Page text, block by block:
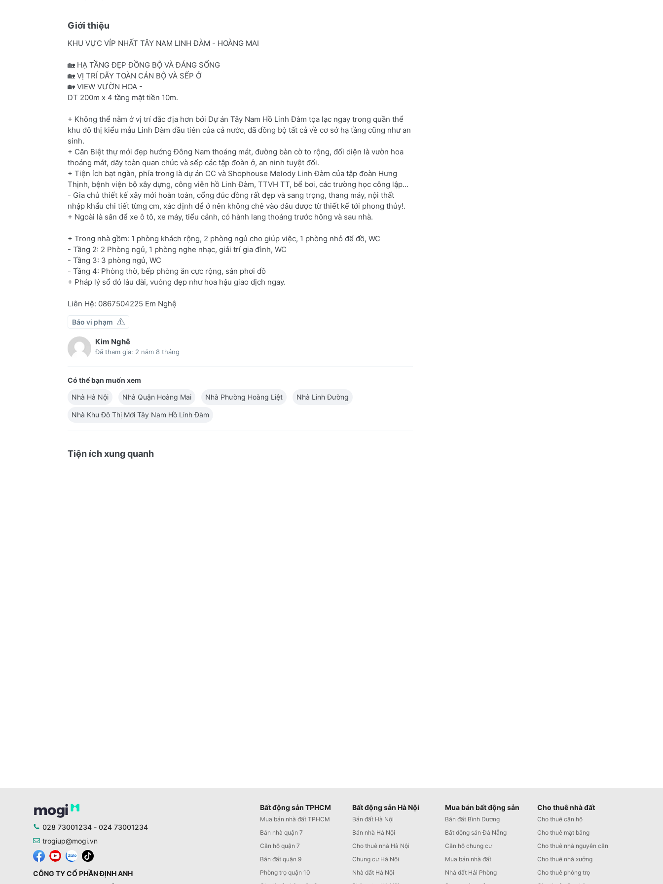
Giới thiệu
KHU VỰC VÍP NHẤT TÂY NAM LINH ĐÀM - HOÀNG MAI
🏡 HẠ TẦNG ĐẸP ĐỒNG BỘ VÀ ĐÁNG SỐNG
🏡 VỊ TRÍ DÃY TOÀN CÁN BỘ VÀ SẾP Ở
🏡 VIEW VƯỜN HOA -
DT 200m x 4 tầng mặt tiền 10m.
+ Không thể nằm ở vị trí đắc địa hơn bởi Dự án Tây Nam Hồ Linh Đàm tọa lạc ngay trong quần thể
khu đô thị kiểu mẫu Linh Đàm đầu tiên của cả nước, đã đồng bộ tất cả về cơ sở hạ tầng cũng như an
sinh.
+ Căn Biệt thự mới đẹp hướng Đông Nam thoáng mát, đường bàn cờ to rộng, đối diện là vườn hoa
thoáng mát, dãy toàn quan chức và sếp các tập đoàn ở, an ninh tuyệt đối.
+ Tiện ích bạt ngàn, phía trong là dự án CC và Shophouse Melody Linh Đàm của tập đoàn Hưng
Thịnh, bệnh viện bộ xây dựng, công viên hồ Linh Đàm, TTVH TT, bể bơi, các trường học công lập...
- Gia chủ thiết kế xây mới hoàn toàn, cổng đúc đồng rất đẹp và sang trọng, thang máy, nội thất
nhập khẩu chi tiết từng cm, xác định để ở nên không chê vào đâu được từ thiết kế tới phong thủy!.
+ Ngoài là sân để xe ô tô, xe máy, tiểu cảnh, có hành lang thoáng trước hông và sau nhà.
+ Trong nhà gồm: 1 phòng khách rộng, 2 phòng ngủ cho giúp việc, 1 phòng nhỏ để đồ, WC
- Tầng 2: 2 Phòng ngủ, 1 phòng nghe nhạc, giải trí gia đình, WC
- Tầng 3: 3 phòng ngủ, WC
- Tầng 4: Phòng thờ, bếp phòng ăn cực rộng, sân phơi đồ
+ Pháp lý sổ đỏ lâu dài, vuông đẹp như hoa hậu giao dịch ngay.
Liên Hệ: 0867504225 Em Nghệ
Báo vi phạm
Kim Nghê
Đã tham gia: 2 năm 8 tháng
Có thể bạn muốn xem
Nhà Hà Nội
Nhà Quận Hoàng Mai Nhà Phường Hoàng Liệt Nhà Linh Đường
Nhà Khu Đô Thị Mới Tây Nam Hồ Linh Đàm
Tiện ích xung quanh
Bất động sản TPHCM
Mua bán nhà đất TPHCM
Bán nhà quận 7
Căn hộ quận 7
Bán đất quận 9
Phòng trọ quận 10
Bất động sản Hà Nội
Bán đất Hà Nội
Bán nhà Hà Nội
Cho thuê nhà Hà Nội
Chung cư Hà Nội
Nhà đất Hà Nội
Mua bán bất động sản
Bán đất Bình Dương
Bất động sản Đà Nẵng
Căn hộ chung cư
Mua bán nhà đất
Nhà đất Hải Phòng
Cho thuê nhà đất
Cho thuê căn hộ
Cho thuê mặt bằng
Cho thuê nhà nguyên căn
Cho thuê nhà xưởng
Cho thuê phòng trọ
028 73001234 - 024 73001234
trogiup@mogi.vn
CÔNG TY CỔ PHẦN ĐỊNH ANH